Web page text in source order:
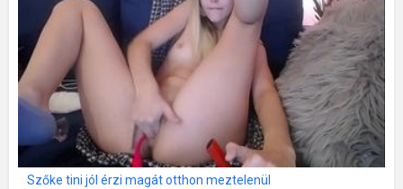
Szőke tini jól érzi magát otthon meztelenül